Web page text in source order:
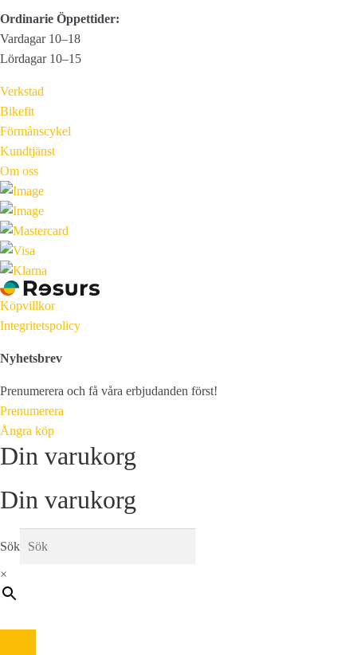
Ordinarie Öppettider:
Vardagar 10–18
Lördagar 10–15
Verkstad
Bikefit
Förmånscykel
Kundtjänst
Om oss
Köpvillkor
Integritetspolicy
Nyhetsbrev
Prenumerera och få våra erbjudanden först!
Prenumerera
Ångra köp
Din varukorg
Din varukorg
Sök
×